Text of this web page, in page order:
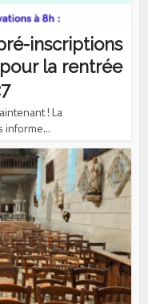
inscriptions
la rentrée
! La
informe...